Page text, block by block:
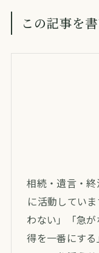
この記事を
相続・遺言・
に活動してい
わない」「急
得を一番にす